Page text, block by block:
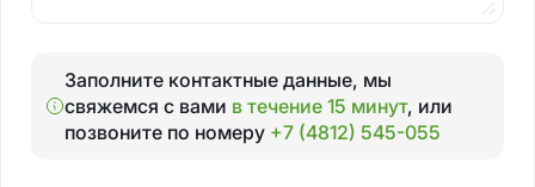
Заполните контактные данные, мы
свяжемся с вами в течение 15 минут, или
позвоните по номеру +7 (4812) 545-055